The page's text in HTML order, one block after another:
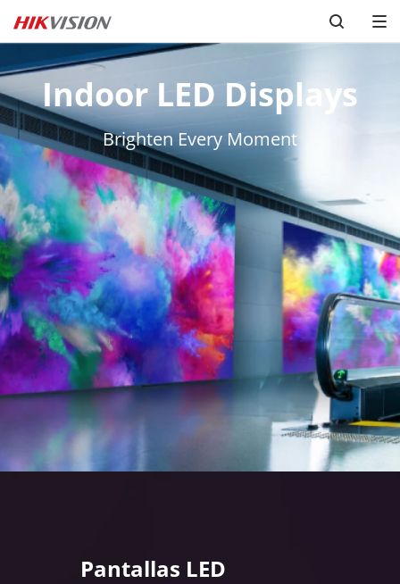
Indoor LED Displays
Brighten Every Moment
Pantallas LED